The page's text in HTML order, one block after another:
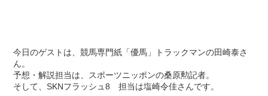
今日のゲストは、競馬専門紙「優馬」トラックマンの田崎泰さ
ん。
予想・解説担当は、スポーツニッポンの桑原勲記者。
そして、SKNフラッシュ8 担当は塩崎令佳さんです。